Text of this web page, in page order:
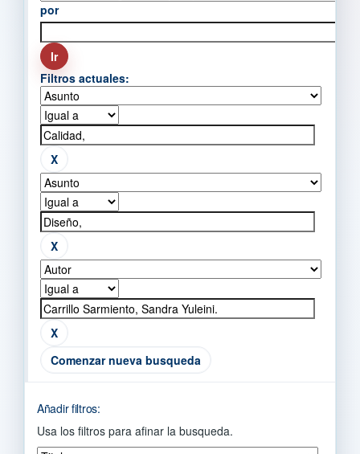
por
Filtros actuales:
Comenzar nueva busqueda
Añadir filtros:
Usa los filtros para afinar la busqueda.